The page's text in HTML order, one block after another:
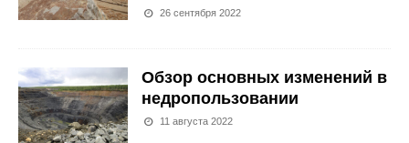
26 сентября 2022
Обзор основных изменений в
недропользовании
11 августа 2022